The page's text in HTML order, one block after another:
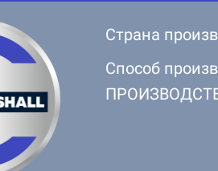
Страна
Способ